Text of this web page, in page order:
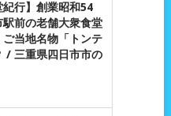
紀行】創業昭和54
駅前の老舗大衆食堂
ご当地名物「トンテ
/ 三重県四日市市の